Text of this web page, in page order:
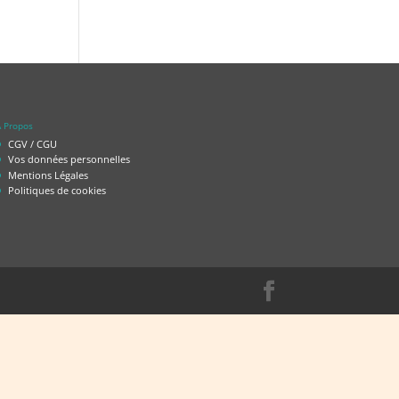
Propos
CGV / CGU
Vos données personnelles
Mentions Légales
Politiques de cookies